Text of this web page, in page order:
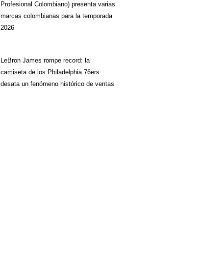
Profesional Colombiano) presenta varias
marcas colombianas para la temporada
2026
LeBron James rompe record: la
camiseta de los Philadelphia 76ers
desata un fenómeno histórico de ventas